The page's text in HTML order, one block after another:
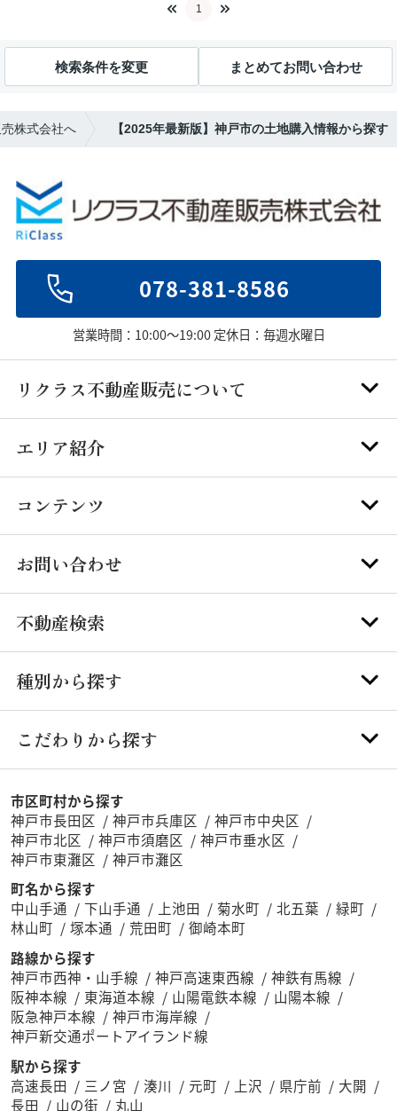
1
検索条件を変更 まとめてお問い合わせ
株式会社へ 【2025年最新版】神戸市の土地購入情報から探す
078-381-8586
営業時間：10:00～19:00 定休日：毎週水曜日
リクラス不動産販売について
エリア紹介
コンテンツ
お問い合わせ
不動産検索
種別から探す
こだわりから探す
市区町村から探す
神戸市長田区
神戸市兵庫区
神戸市中央区
神戸市北区
神戸市須磨区
神戸市垂水区
神戸市東灘区
神戸市灘区
町名から探す
中山手通
下山手通 上池田 菊水町 北五葉
緑町
林山町
塚本通 荒田町
御崎本町
路線から探す
神戸市西神・山手線
神戸高速東西線
神鉄有馬線
阪神本線
東海道本線 山陽電鉄本線
山陽本線
阪急神戸本線
神戸市海岸線
神戸新交通ポートアイランド線
駅から探す
高速長田
三ノ宮 湊川 元町 上沢 県庁前
大開
長田
山の街 丸山